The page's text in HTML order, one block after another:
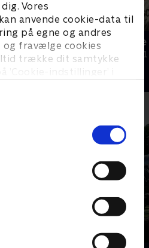
Vores
anvende cookie-data til
på egne og andres
fravælge cookies
trække dit samtykke
’Cookie-indstillinger’ i
og 16 børn Må jeg være
Dokumentar •